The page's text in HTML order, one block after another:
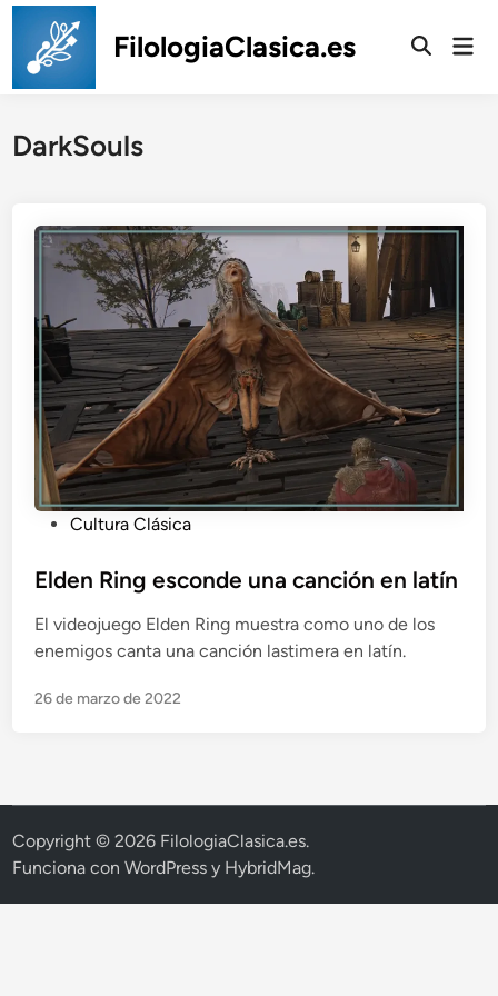
Saltar
contenido
FilologiaClasica.es
DarkSouls
b
i
c
d
Cultura Clásica
Elden Ring esconde una canción en latín
El videojuego Elden Ring muestra como uno de los
enemigos canta una canción lastimera en latín.
26 de marzo de 2022
Copyright © 2026 FilologiaClasica.es.
Funciona conWordPress y HybridMag.